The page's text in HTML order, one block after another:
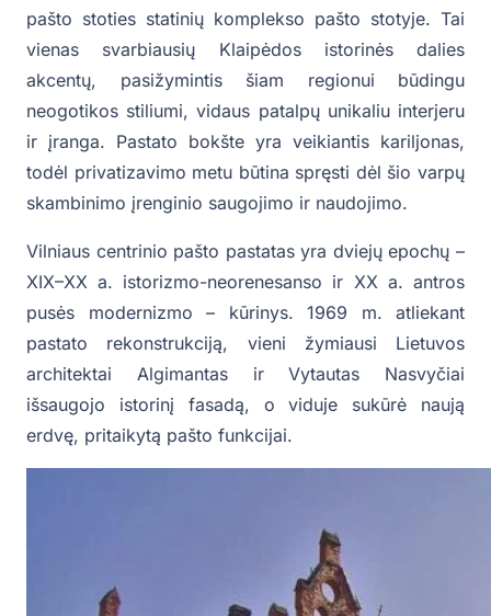
pašto stoties statinių komplekso pašto stotyje. Tai
vienas svarbiausių Klaipėdos istorinės dalies
akcentų, pasižymintis šiam regionui būdingu
neogotikos stiliumi, vidaus patalpų unikaliu interjeru
ir įranga. Pastato bokšte yra veikiantis kariljonas,
todėl privatizavimo metu būtina spręsti dėl šio varpų
skambinimo įrenginio saugojimo ir naudojimo.
Vilniaus centrinio pašto pastatas yra dviejų epochų –
XIX–XX a. istorizmo-neorenesanso ir XX a. antros
pusės modernizmo – kūrinys. 1969 m. atliekant
pastato rekonstrukciją, vieni žymiausi Lietuvos
architektai Algimantas ir Vytautas Nasvyčiai
išsaugojo istorinį fasadą, o viduje sukūrė naują
erdvę, pritaikytą pašto funkcijai.